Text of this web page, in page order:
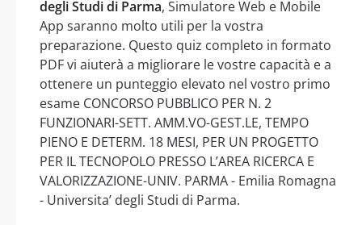
degli Studi di Parma, Simulatore Web e Mobile
App saranno molto utili per la vostra
preparazione. Questo quiz completo in formato
PDF vi aiuterà a migliorare le vostre capacità e a
ottenere un punteggio elevato nel vostro primo
esame CONCORSO PUBBLICO PER N. 2
FUNZIONARI-SETT. AMM.VO-GEST.LE, TEMPO
PIENO E DETERM. 18 MESI, PER UN PROGETTO
PER IL TECNOPOLO PRESSO L’AREA RICERCA E
VALORIZZAZIONE-UNIV. PARMA - Emilia Romagna
- Universita’ degli Studi di Parma.